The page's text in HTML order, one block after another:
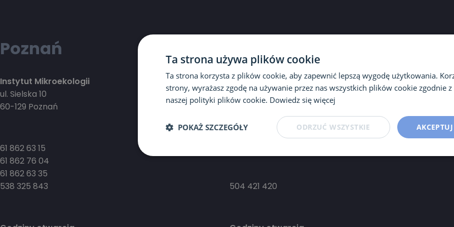
Poznań
Instytut Mikroekologii
ul. Sielska 10
60-129 Poznań
61 862 63 15
61 862 76 04
61 862 63 35
538 325 843
Instytut Mikroekologii
Oddział w Warszawie (Wola)
ul. Spokojna 5
budynek MediSpace
I piętro
504 421 420
Ta strona używa plików cookie
Ta strona korzysta z plików cookie, aby zapewnić lepszą wygodę użytkowania.
strony, wyrażasz zgodę na używanie przez nas wszystkich plików cookie zgodnie
naszej polityki plików cookie. Dowiedz się więcej
ODRZUĆ WSZYSTKIE
POKAŻ SZCZEGÓŁY